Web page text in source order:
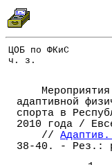
ЦОБ по ФКиС
ч. з.
Мероприятия
адаптивной
спорта в
2010 года /
//
38-40. - Рез.: